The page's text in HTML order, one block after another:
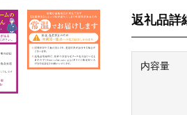
返礼品詳
内容量